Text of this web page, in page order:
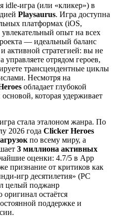
idle-игра (или «кликер») в
Playsaurus. Игра доступна
платформах (iOS,
опыт на всех
— идеальный баланс
активной стратегией: вы не
управляете отрядом героев,
трансцендентные циклы
Несмотря на
обладает глубокой
которая удерживает
стала эталоном жанра. По
2026 года Clicker Heroes
по всему миру, а
3 миллиона активных
оценки: 4.7/5 в App
признание от критиков как
игр десятилетия» (PC
целый поджанр
оригинал остаётся
поддержке и